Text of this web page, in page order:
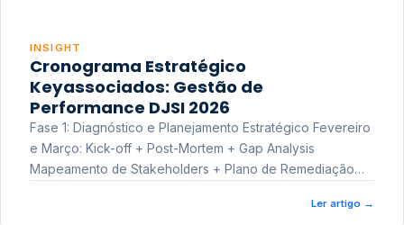
INSIGHT
Cronograma Estratégico
Keyassociados: Gestão de
Performance DJSI 2026
Fase 1: Diagnóstico e Planejamento Estratégico Fevereiro
e Março: Kick-off + Post-Mortem + Gap Analysis
Mapeamento de Stakeholders + Plano de Remediação
Ler artigo →